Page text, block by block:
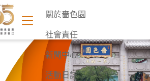
關於嗇色園
社會責任
新聞中心
活動日誌